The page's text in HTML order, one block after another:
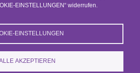
EINSTELLUNGEN“ widerrufen.
EINSTELLUNGEN
AKZEPTIEREN